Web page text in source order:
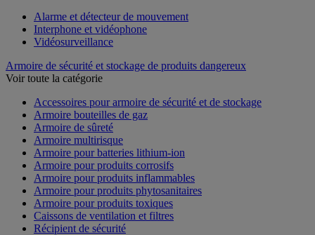
Alarme et détecteur de mouvement
Interphone et vidéophone
Vidéosurveillance
Armoire de sécurité et stockage de produits dangereux
Voir toute la catégorie
Accessoires pour armoire de sécurité et de stockage
Armoire bouteilles de gaz
Armoire de sûreté
Armoire multirisque
Armoire pour batteries lithium-ion
Armoire pour produits corrosifs
Armoire pour produits inflammables
Armoire pour produits phytosanitaires
Armoire pour produits toxiques
Caissons de ventilation et filtres
Récipient de sécurité